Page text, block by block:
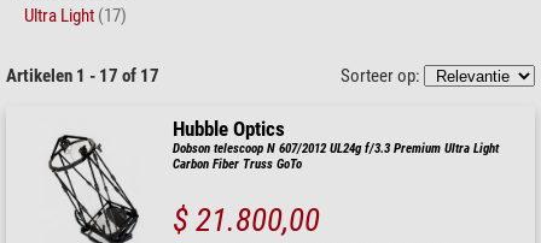
Ultra Light (17)
Artikelen 1 - 17 of 17 Sorteer op:
Hubble Optics
Dobson telescoop N 607/2012 UL24g f/3.3 Premium Ultra Light
Carbon Fiber Truss GoTo
$ 21.800,00